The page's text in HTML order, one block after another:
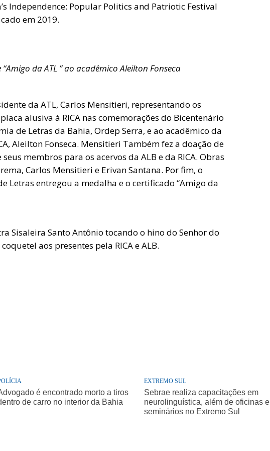
Independence: Popular Politics and Patriotic Festival
em 2019.
da ATL ” ao acadêmico Aleilton Fonseca
da ATL, Carlos Mensitieri, representando os
alusiva à RICA nas comemorações do Bicentenário
de Letras da Bahia, Ordep Serra, e ao acadêmico da
Aleilton Fonseca. Mensitieri Também fez a doação de
membros para os acervos da ALB e da RICA. Obras
Carlos Mensitieri e Erivan Santana. Por fim, o
Letras entregou a medalha e o certificado “Amigo da
Sisaleira Santo Antônio tocando o hino do Senhor do
aos presentes pela RICA e ALB.
é encontrado morto a tiros
de carro no interior da Bahia
EXTREMO SUL
Sebrae realiza capacitações em
neurolinguística, além de oficinas e
seminários no Extremo Sul